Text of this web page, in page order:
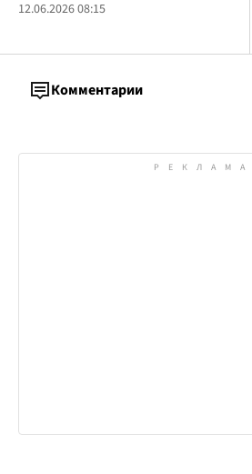
12.06.2026 08:15
Комментарии